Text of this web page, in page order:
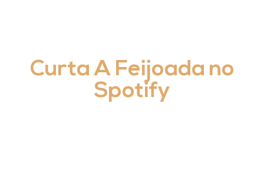
Curta A Feijoada no
Spotify